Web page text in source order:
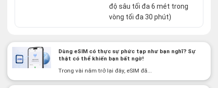
độ sâu tối đa 6 mét trong
vòng tối đa 30 phút)
Dùng eSIM có thực sự phức tạp như bạn nghĩ? Sự
thật có thể khiến bạn bất ngờ!
Trong vài năm trở lại đây, eSIM đã...